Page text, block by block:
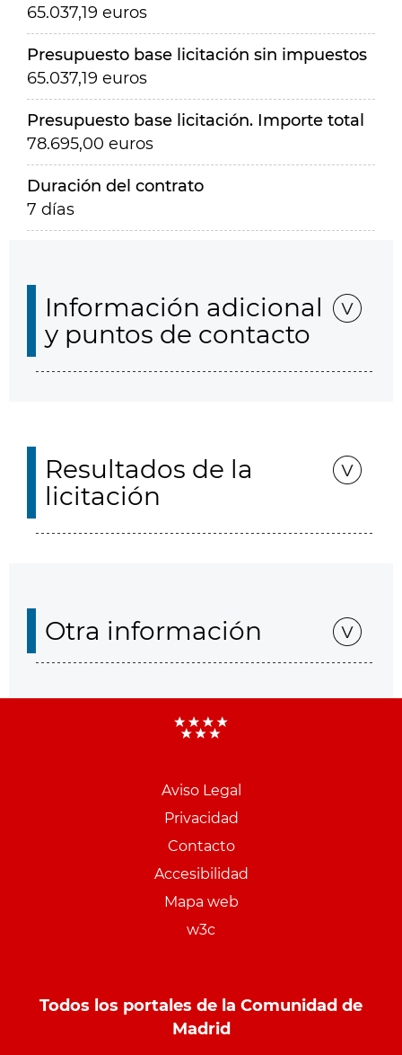
65.037,19 euros
Presupuesto base licitación sin impuestos
65.037,19 euros
Presupuesto base licitación. Importe total
78.695,00 euros
Duración del contrato
7 días
Información adicional
y puntos de contacto
Resultados de la
licitación
Otra información
Aviso Legal
Privacidad
Contacto
Accesibilidad
Mapa web
w3c
Todos los portales de la Comunidad de
Madrid